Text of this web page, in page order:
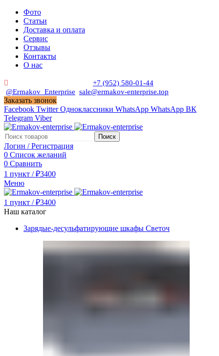
Фото
Статьи
Доставка и оплата
Сервис
Отзывы
Контакты
О нас
+7 (952) 580-01-44
@Ermakov_Enterprise sale@ermakov-enterprise.top
Заказать звонок
Facebook Twitter Одноклассники WhatsApp WhatsApp ВК
Telegram Viber
Поиск
Логин / Регистрация
0 Список желаний
0 Сравнить
1 пункт / ₽3400
Меню
1 пункт / ₽3400
Наш каталог
Зарядые-десульфатирующие шкафы Светоч